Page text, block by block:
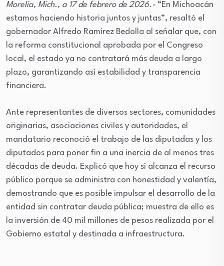
Morelia, Mich., a 17 de febrero de 2026.- “En Michoacán
estamos haciendo historia juntos y juntas”, resaltó el
gobernador Alfredo Ramírez Bedolla al señalar que, con
la reforma constitucional aprobada por el Congreso
local, el estado ya no contratará más deuda a largo
plazo, garantizando así estabilidad y transparencia
financiera.
Ante representantes de diversos sectores, comunidades
originarias, asociaciones civiles y autoridades, el
mandatario reconoció el trabajo de las diputadas y los
diputados para poner fin a una inercia de al menos tres
décadas de deuda. Explicó que hoy sí alcanza el recurso
público porque se administra con honestidad y valentía,
demostrando que es posible impulsar el desarrollo de la
entidad sin contratar deuda pública; muestra de ello es
la inversión de 40 mil millones de pesos realizada por el
Gobierno estatal y destinada a infraestructura.